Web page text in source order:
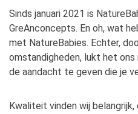
Sinds januari 2021 is
GreAnconcepts. En oh, wat
met NatureBabies. Echter,
omstandigheden, lukt het
de aandacht te geven die je
Kwaliteit vinden wij belangrijk,